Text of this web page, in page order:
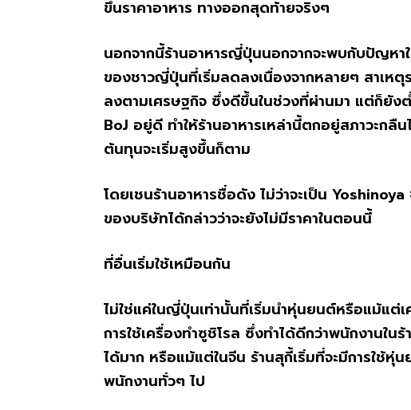
ขึ้นราคาอาหาร ทางออกสุดท้ายจริงๆ
นอกจากนี้ร้านอาหารญี่ปุ่นนอกจากจะพบกับปัญหา
ของชาวญี่ปุ่นที่เริ่มลดลงเนื่องจากหลายๆ สาเห
ลงตามเศรษฐกิจ ซึ่งดีขึ้นในช่วงที่ผ่านมา แต่ก็ยัง
BoJ อยู่ดี ทำให้ร้านอาหารเหล่านี้ตกอยู่สภาวะกลืน
ต้นทุนจะเริ่มสูงขึ้นก็ตาม
โดยเชนร้านอาหารชื่อดัง ไม่ว่าจะเป็น
ของบริษัทได้กล่าวว่าจะยังไม่มีราคาในตอนนี้
ที่อื่นเริ่มใช้เหมือนกัน
ไม่ใช่แค่ในญี่ปุ่นเท่านั้นที่เริ่มนำหุ่นยนต์หรือแม้แต่
การใช้เครื่องทำซูชิโรล ซึ่งทำได้ดีกว่าพนักงานใ
ได้มาก หรือแม้แต่ในจีน ร้านสุกี้เริ่มที่จะมีการใช้
พนักงานทั่วๆ ไป